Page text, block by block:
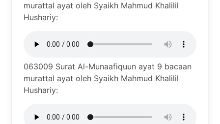
murattal ayat oleh Syaikh Mahmud Khalilil
Hushariy:
063009 Surat Al-Munaafiquun ayat 9 bacaan
murattal ayat oleh Syaikh Mahmud Khalilil
Hushariy: